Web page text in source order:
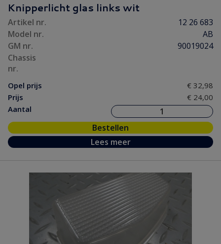
Knipperlicht glas links wit
Artikel nr.
12 26 683
Model nr.
AB
GM nr.
90019024
Chassis
nr.
Opel prijs
€ 32,98
Prijs
€ 24,00
Aantal
Bestellen
Lees meer